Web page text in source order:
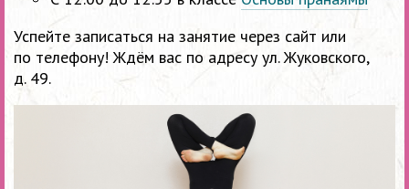
Успейте записаться на занятие через сайт или
по телефону! Ждём вас по адресу ул. Жуковского,
д. 49.